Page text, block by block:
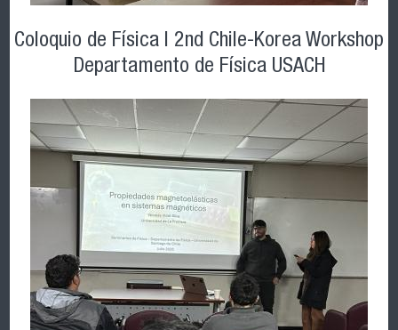
Coloquio de Física l 2nd Chile-Korea Workshop
Departamento de Física USACH